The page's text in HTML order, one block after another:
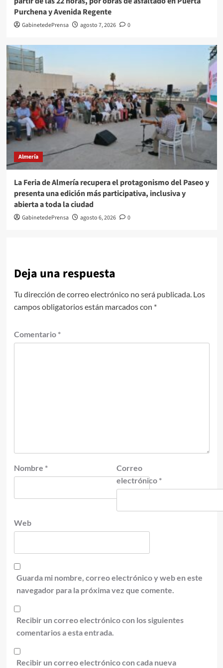
Purchena y Avenida Regente
GabinetedePrensa agosto 7, 2026 0
Almería
La Feria de Almería recupera el protagonismo del Paseo y
presenta una edición más participativa, inclusiva y
abierta a toda la ciudad
GabinetedePrensa agosto 6, 2026 0
Deja una respuesta
Tu dirección de correo electrónico no será publicada. Los
campos obligatorios están marcados con *
Comentario *
Nombre *
Correo
electrónico *
Web
Guarda mi nombre, correo electrónico y web en este
navegador para la próxima vez que comente.
Recibir un correo electrónico con los siguientes
comentarios a esta entrada.
Recibir un correo electrónico con cada nueva